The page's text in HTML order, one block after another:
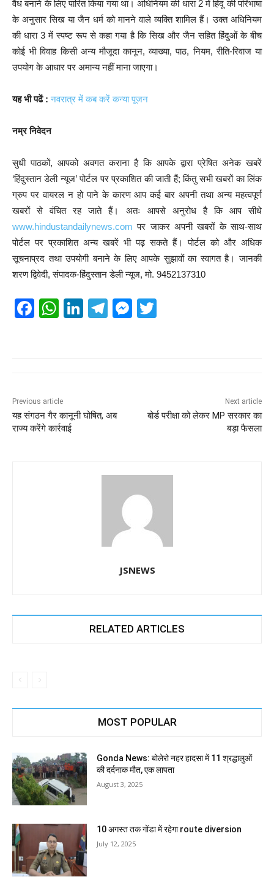
वैध बनाने के लिए पारित किया गया था। अधिनियम की धारा 2 में हिंदू की परिभाषा
के अनुसार सिख या जैन धर्म को मानने वाले व्यक्ति शामिल हैं। उक्त अधिनियम
की धारा 3 में स्पष्ट रूप से कहा गया है कि सिख और जैन सहित हिंदुओं के बीच
कोई भी विवाह किसी अन्य मौजूदा कानून, व्याख्या, पाठ, नियम, रीति-रिवाज या
उपयोग के आधार पर अमान्य नहीं माना जाएगा।
यह भी पढें : नवरात्र में कब करें कन्या पूजन
नम्र निवेदन
सुधी पाठकों, आपको अवगत कराना है कि आपके द्वारा प्रेषित अनेक खबरें
‘हिंदुस्तान डेली न्यूज’ पोर्टल पर प्रकाशित की जाती हैं; किंतु सभी खबरों का लिंक
ग्रुप पर वायरल न हो पाने के कारण आप कई बार अपनी तथा अन्य महत्वपूर्ण
खबरों से वंचित रह जाते हैं। अतः आपसे अनुरोध है कि आप सीधे
www.hindustandailynews.com पर जाकर अपनी खबरों के साथ-साथ
पोर्टल पर प्रकाशित अन्य खबरें भी पढ़ सकते हैं। पोर्टल को और अधिक
सूचनाप्रद तथा उपयोगी बनाने के लिए आपके सुझावों का स्वागत है। जानकी
शरण द्विवेदी, संपादक-हिंदुस्तान डेली न्यूज, मो. 9452137310
F
o
o
W
p
p
Li
n
T
m
M
Previous article
यह संगठन गैर कानूनी घोषित, अब
राज्य करेंगे कार्रवाई
Next article
बोर्ड परीक्षा को लेकर MP सरकार का
बड़ा फैसला
JSNEWS
RELATED ARTICLES
MOST POPULAR
Gonda News: बोलेरो नहर हादसा में 11 श्रद्धालुओं
की दर्दनाक मौत, एक लापता
August 3, 2025
10 अगस्त तक गोंडा में रहेगा route diversion
July 12, 2025